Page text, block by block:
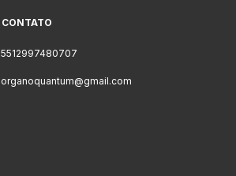
CONTATO
5512997480707
organoquantum@gmail.com